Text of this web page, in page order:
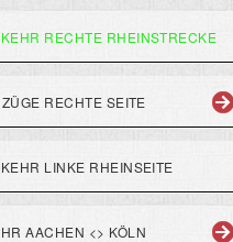
RECHTE RHEINSTRECKE
RECHTE SEITE
LINKE RHEINSEITE
AACHEN <> KÖLN